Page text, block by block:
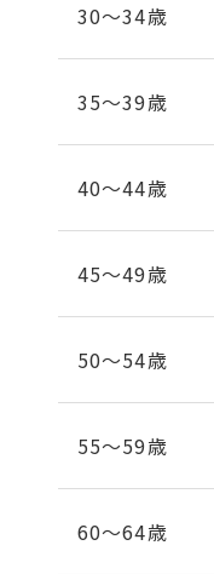
30～34歳
35～39歳
40～44歳
45～49歳
50〜54歳
55〜59歳
60〜64歳